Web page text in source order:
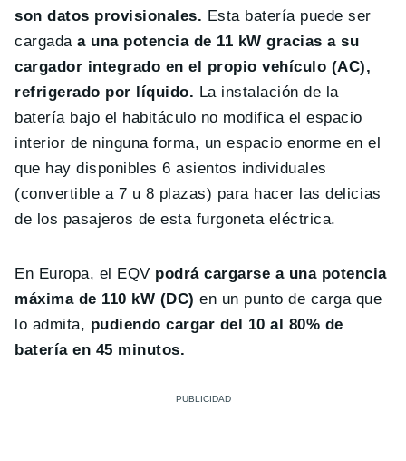
son datos provisionales. Esta batería puede ser
cargadaa una potencia de 11 kW gracias a su
cargador integrado en el propio vehículo (AC),
refrigerado por líquido. La instalación de la
batería bajo el habitáculo no modifica el espacio
interior de ninguna forma, un espacio enorme en el
que hay disponibles 6 asientos individuales
(convertible a 7 u 8 plazas) para hacer las delicias
de los pasajeros de esta furgoneta eléctrica.
En Europa, el EQV podrá cargarse a una potencia
máxima de 110 kW (DC) en un punto de carga que
lo admita, pudiendo cargar del 10 al 80% de
batería en 45 minutos.